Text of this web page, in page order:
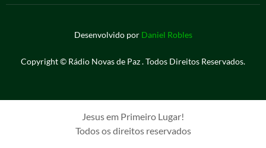
Desenvolvido por Daniel Robles
Copyright © Rádio Novas de Paz . Todos Direitos Reservados.
Jesus em Primeiro Lugar!
Todos os direitos reservados